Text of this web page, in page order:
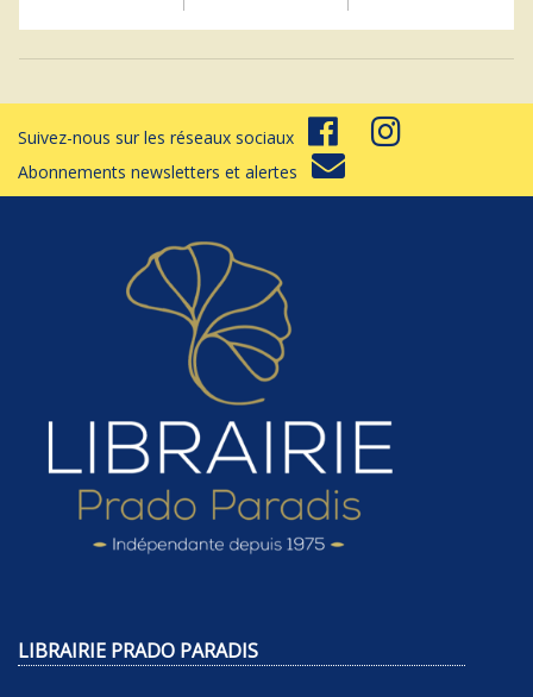
Suivez-nous sur les réseaux sociaux
Abonnements newsletters et alertes
LIBRAIRIE PRADO PARADIS